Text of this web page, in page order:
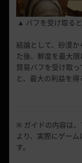
▲ バフを受け取る
結論として、砂漠
た後、鮮度を最大
貿易バフを受け取
と、最大の利益を得
※ ガイドの内容は
より、実際にゲー
す。